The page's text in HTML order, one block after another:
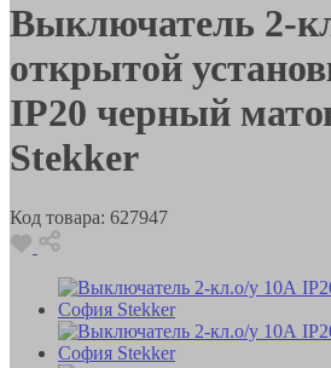
Выключатель 2-
открытой
IP20 черный
Stekker
Код товара: 627947